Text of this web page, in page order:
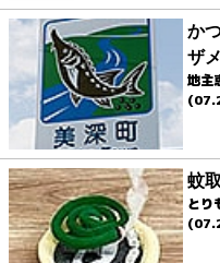
か
ザ
地主
蚊
とり